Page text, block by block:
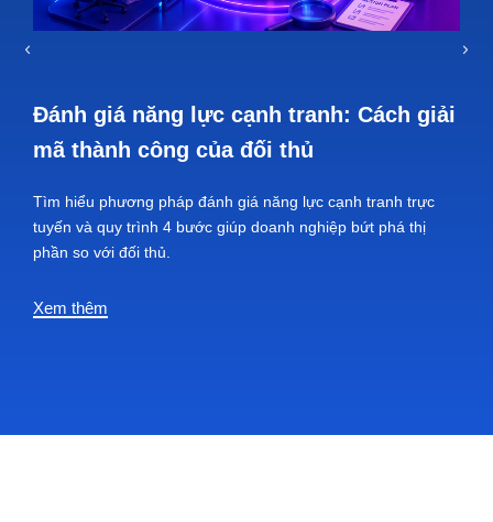
Đánh giá năng lực cạnh tranh: Cách giải
mã thành công của đối thủ
Tìm hiểu phương pháp đánh giá năng lực cạnh tranh trực
tuyến và quy trình 4 bước giúp doanh nghiệp bứt phá thị
phần so với đối thủ.
Xem thêm